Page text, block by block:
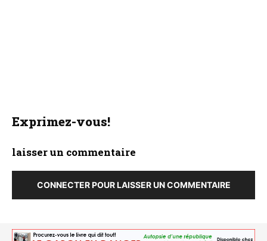
Exprimez-vous!
laisser un commentaire
CONNECTER POUR LAISSER UN COMMENTAIRE